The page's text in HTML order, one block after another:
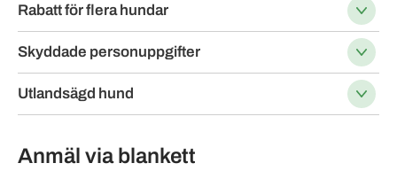
Rabatt för flera hundar
Skyddade personuppgifter
Utlandsägd hund
Anmäl via blankett